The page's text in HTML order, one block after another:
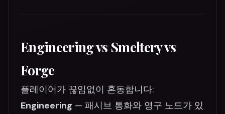
Engineering vs Smeltery vs
Forge
플레이어가 끊임없이 혼동합니다:
Engineering — 패시브 통화와 영구 노드가 있